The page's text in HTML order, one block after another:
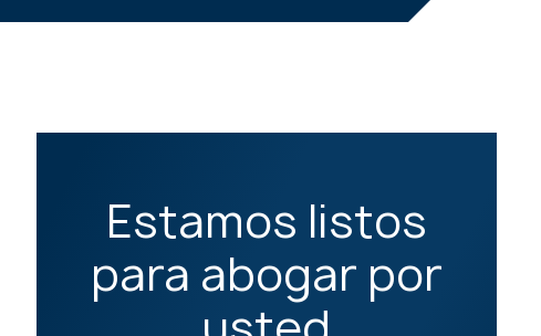
Estamos listos
para abogar por